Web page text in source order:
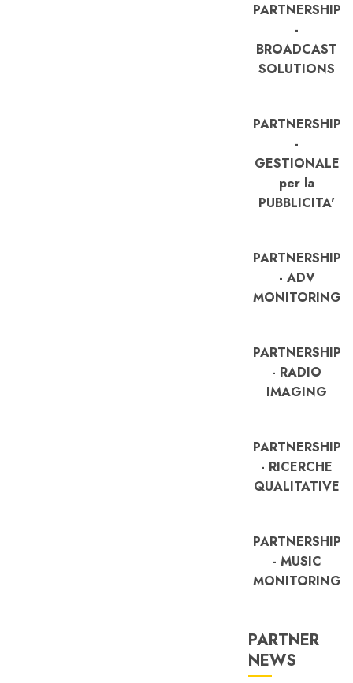
PARTNERSHIP
-
BROADCAST
SOLUTIONS
PARTNERSHIP
-
GESTIONALE
per la
PUBBLICITA'
PARTNERSHIP
- ADV
MONITORING
PARTNERSHIP
- RADIO
IMAGING
PARTNERSHIP
- RICERCHE
QUALITATIVE
PARTNERSHIP
- MUSIC
MONITORING
PARTNER
NEWS
FREE